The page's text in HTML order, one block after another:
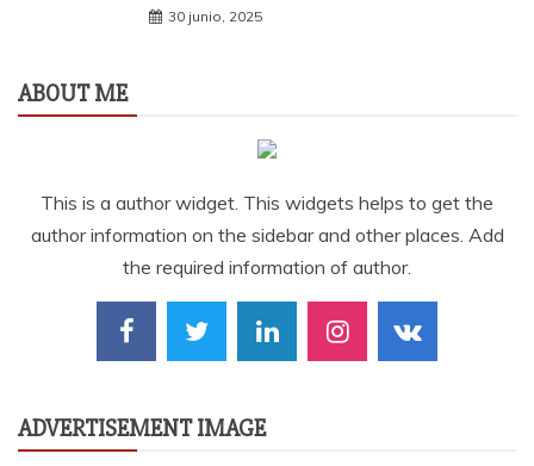
30 junio, 2025
ABOUT ME
This is a author widget. This widgets helps to get the
author information on the sidebar and other places. Add
the required information of author.
ADVERTISEMENT IMAGE